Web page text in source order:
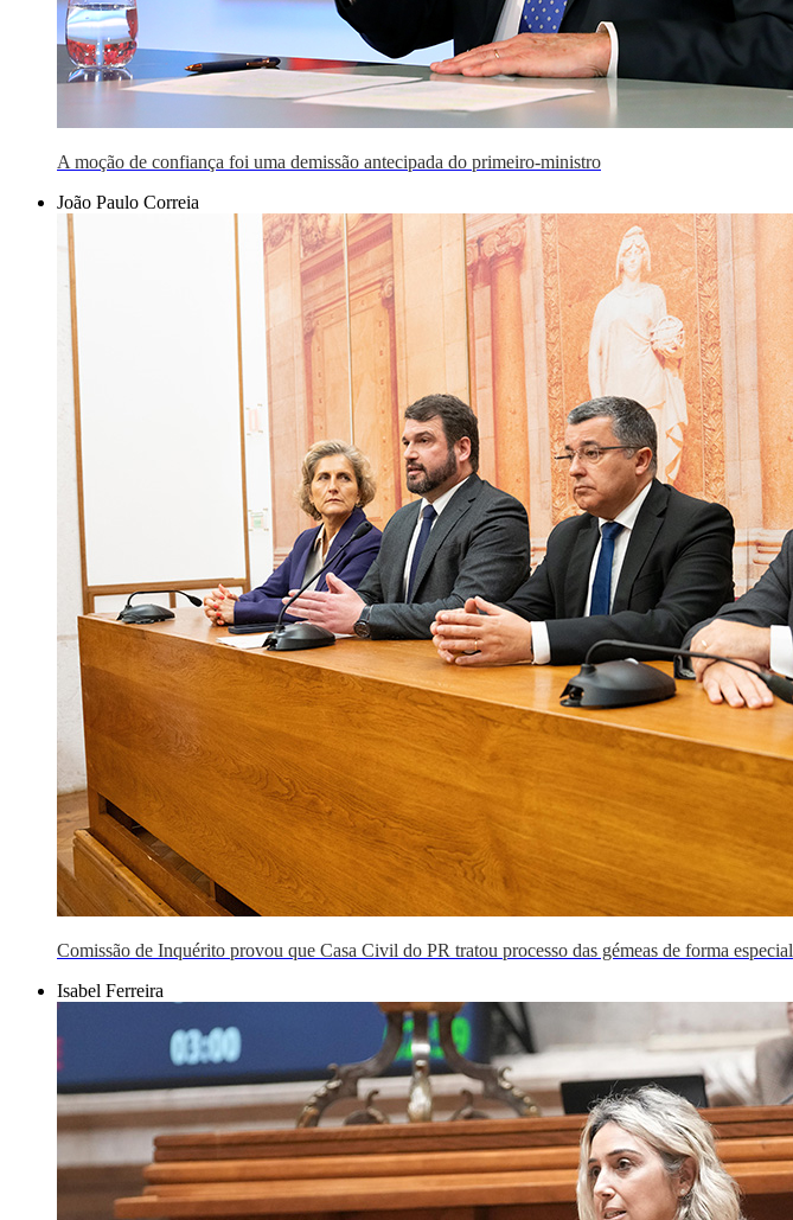
A moção de confiança foi uma demissão antecipada do primeiro-ministro
João Paulo Correia
Comissão de Inquérito provou que Casa Civil do PR tratou processo das gémeas de forma especial
Isabel Ferreira